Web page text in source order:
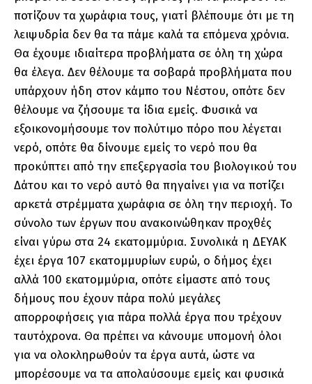
ποτίζουν τα χωράφια τους, γιατί βλέπουμε ότι με τη
λειψυδρία δεν θα τα πάμε καλά τα επόμενα χρόνια.
Θα έχουμε ιδιαίτερα προβλήματα σε όλη τη χώρα
θα έλεγα. Δεν θέλουμε τα σοβαρά προβλήματα που
υπάρχουν ήδη στον κάμπο του Νέστου, οπότε δεν
θέλουμε να ζήσουμε τα ίδια εμείς. Φυσικά να
εξοικονομήσουμε τον πολύτιμο πόρο που λέγεται
νερό, οπότε θα δίνουμε εμείς το νερό που θα
προκύπτει από την επεξεργασία του βιολογικού του
Δάτου και το νερό αυτό θα πηγαίνει για να ποτίζει
αρκετά στρέμματα χωράφια σε όλη την περιοχή. Το
σύνολο των έργων που ανακοινώθηκαν προχθές
είναι γύρω στα 24 εκατομμύρια. Συνολικά η ΔΕΥΑΚ
έχει έργα 107 εκατομμυρίων ευρώ, ο δήμος έχει
αλλά 100 εκατομμύρια, οπότε είμαστε από τους
δήμους που έχουν πάρα πολύ μεγάλες
απορροφήσεις για πάρα πολλά έργα που τρέχουν
ταυτόχρονα. Θα πρέπει να κάνουμε υπομονή όλοι
για να ολοκληρωθούν τα έργα αυτά, ώστε να
μπορέσουμε να τα απολαύσουμε εμείς και φυσικά